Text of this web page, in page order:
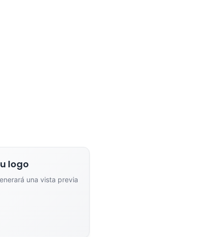
logo
una vista previa
estilo de marcado: